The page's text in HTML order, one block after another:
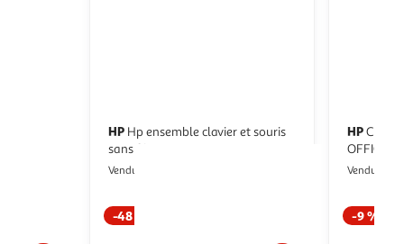
HPHp ensemble clavier et souris
sans fil 235
Vendu par
-48 %
HPCasque HP Poly Savi 8445
OFFICE
Vendu par
-9 %